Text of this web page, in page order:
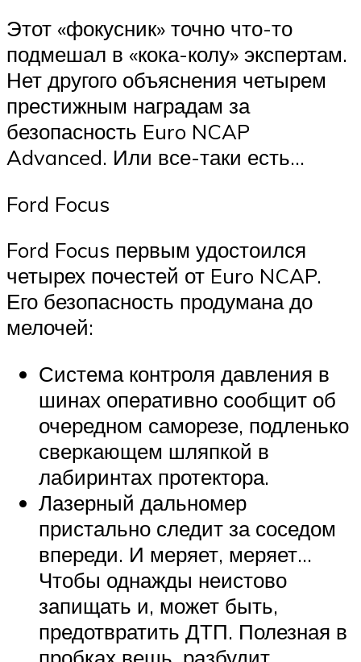
Этот «фокусник» точно что-то
подмешал в «кока-колу» экспертам.
Нет другого объяснения четырем
престижным наградам за
безопасность Euro NCAP
Advanced. Или все-таки есть…
Ford Focus
Ford Focus первым удостоился
четырех почестей от Euro NCAP.
Его безопасность продумана до
мелочей:
Система контроля давления в
шинах оперативно сообщит об
очередном саморезе, подленько
сверкающем шляпкой в
лабиринтах протектора.
Лазерный дальномер
пристально следит за соседом
впереди. И меряет, меряет…
Чтобы однажды неистово
запищать и, может быть,
предотвратить ДТП. Полезная в